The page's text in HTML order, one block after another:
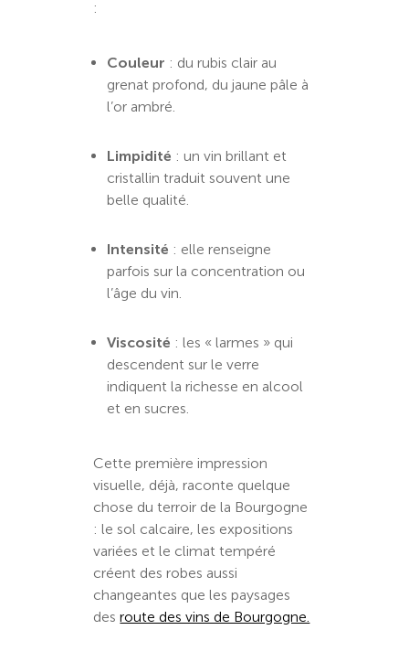
:
Couleur : du rubis clair au
grenat profond, du jaune pâle à
l’or ambré.
Limpidité : un vin brillant et
cristallin traduit souvent une
belle qualité.
Intensité : elle renseigne
parfois sur la concentration ou
l’âge du vin.
Viscosité : les « larmes » qui
descendent sur le verre
indiquent la richesse en alcool
et en sucres.
Cette première impression
visuelle, déjà, raconte quelque
chose du terroir de la Bourgogne
: le sol calcaire, les expositions
variées et le climat tempéré
créent des robes aussi
changeantes que les paysages
desroute des vins de Bourgogne.